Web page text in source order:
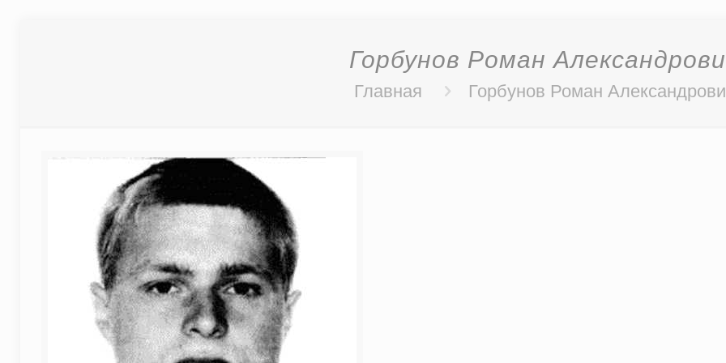
Горбунов Роман
Главная Горбунов Роман